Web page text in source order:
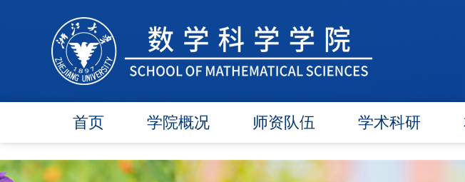
首页 学院概况
学院简介
师资队伍
在任教师
学术科研
学术团队